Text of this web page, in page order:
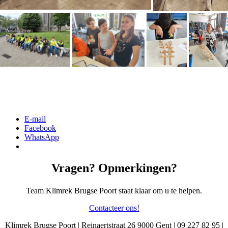
E-mail
Facebook
WhatsApp
Vragen? Opmerkingen?
Team Klimrek Brugse Poort staat klaar om u te helpen.
Contacteer ons!
Klimrek Brugse Poort | Reinaertstraat 26 9000 Gent | 09 227 82 95 |